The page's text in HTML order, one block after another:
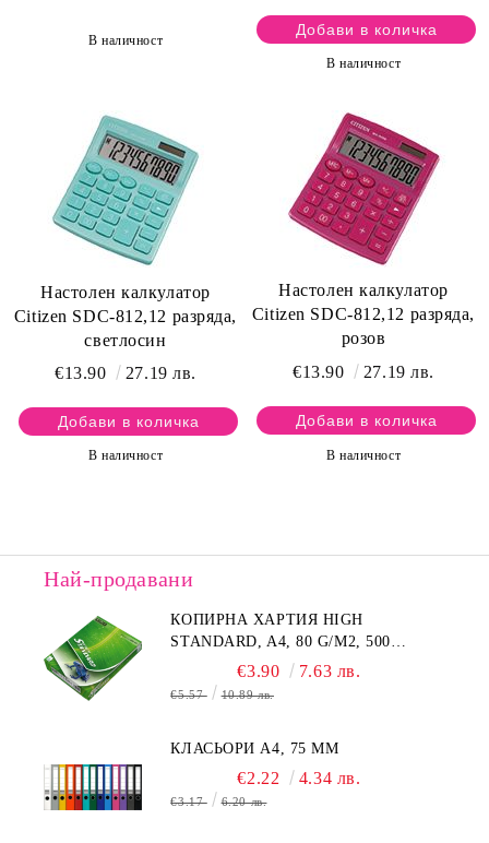
В наличност
В наличност
Настолен калкулатор
Citizen SDC-812,12 разряда,
светлосин
€13.90
27.19 лв.
В наличност
Настолен калкулатор
Citizen SDC-812,12 разряда,
розов
€13.90
27.19 лв.
В наличност
Най-продавани
КОПИРНА ХАРТИЯ HIGH
STANDARD, A4, 80 G/M2, 500
€3.90 7.63 лв.
€5.57 10.89 лв.
КЛАСЬОРИ А4, 75 MM
€2.22 4.34 лв.
€3.17 6.20 лв.